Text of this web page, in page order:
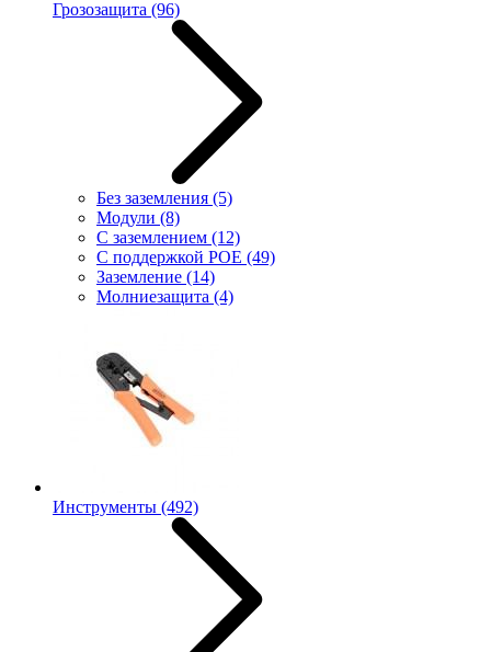
Грозозащита (96)
Без заземления (5)
Модули (8)
С заземлением (12)
С поддержкой POE (49)
Заземление (14)
Молниезащита (4)
Инструменты (492)